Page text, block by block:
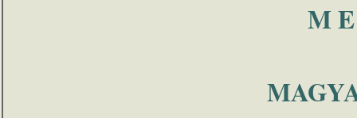
M